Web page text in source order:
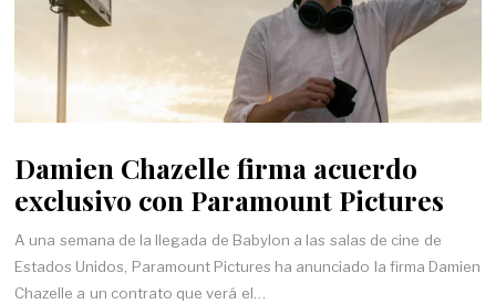
Damien Chazelle firma acuerdo
exclusivo con Paramount Pictures
A una semana de la llegada de Babylon a las salas de cine de
Estados Unidos, Paramount Pictures ha anunciado la firma Damien
Chazelle a un contrato que verá el…